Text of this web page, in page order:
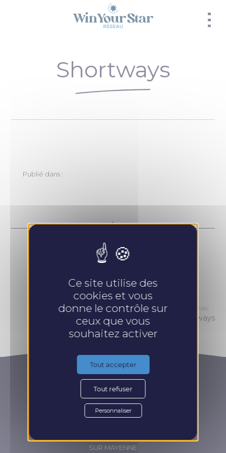
Shortways
Publié dans :
CET ARTICLE VOUS A PLU ? PARTAGEZ-LE :
Article Suiv.
Shortways
CONTACT & ACCÈS
53200 CHATEAU-GONTIER
SUR MAYENNE
Ce site utilise des
cookies et vous
donne le contrôle sur
ceux que vous
souhaitez activer
Tout accepter
Tout refuser
Personnaliser